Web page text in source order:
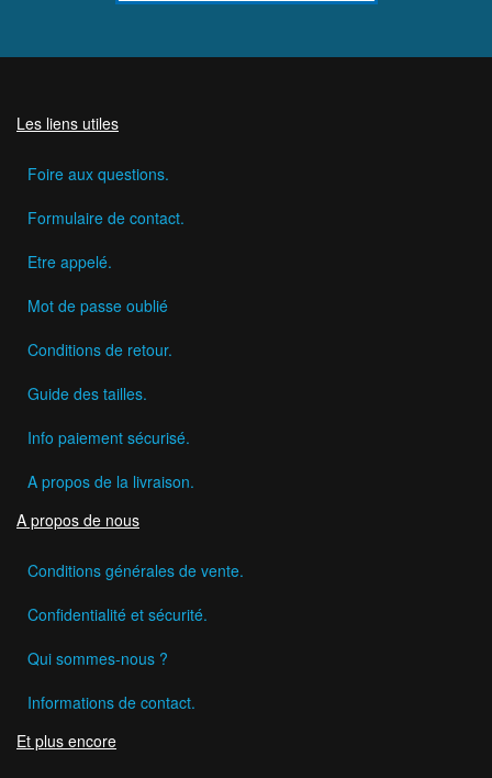
Les liens utiles
Foire aux questions.
Formulaire de contact.
Etre appelé.
Mot de passe oublié
Conditions de retour.
Guide des tailles.
Info paiement sécurisé.
A propos de la livraison.
A propos de nous
Conditions générales de vente.
Confidentialité et sécurité.
Qui sommes-nous ?
Informations de contact.
Et plus encore